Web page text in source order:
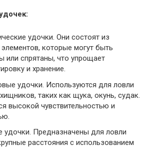
удочки. Они состоят из
которые могут быть
или спрятаны, что упрощает
и хранение.
удочки. Используются для ловли
таких как щука, окунь, судак.
высокой чувствительностью и
Предназначены для ловли
расстояния с использованием